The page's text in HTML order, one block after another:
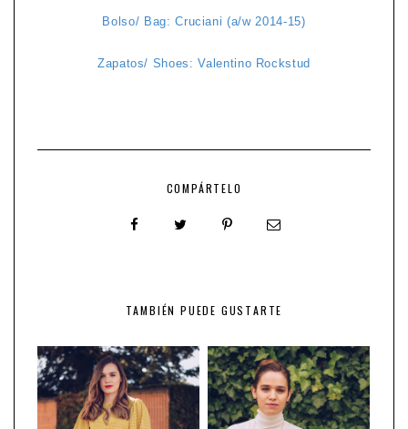
Bolso/ Bag: Cruciani (a/w 2014-15)
Zapatos/ Shoes: Valentino Rockstud
COMPÁRTELO
TAMBIÉN PUEDE GUSTARTE